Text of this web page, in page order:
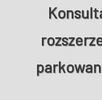
RADNI I ZARZĄD
NASZE DZIAŁANIA